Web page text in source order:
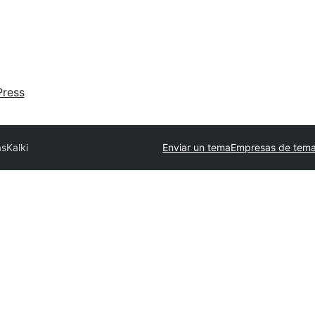
Kalki Enviar un temaEmpresas de